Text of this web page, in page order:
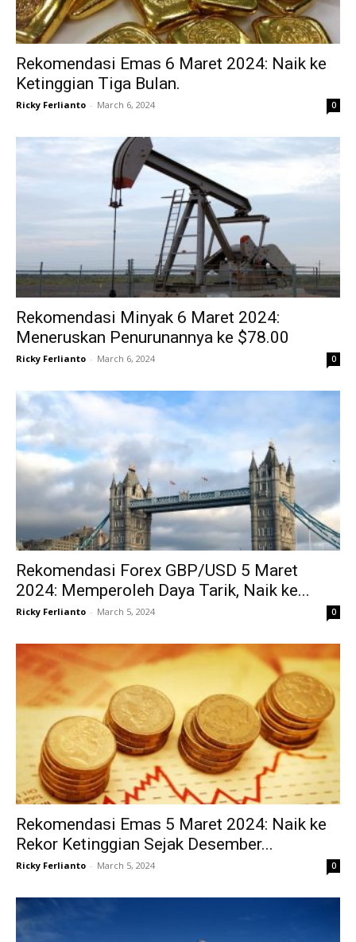
Rekomendasi Emas 6 Maret 2024: Naik ke
Ketinggian Tiga Bulan.
Ricky Ferlianto - March 6, 2024 0
Rekomendasi Minyak 6 Maret 2024:
Meneruskan Penurunannya ke $78.00
Ricky Ferlianto - March 6, 2024 0
Rekomendasi Forex GBP/USD 5 Maret
2024: Memperoleh Daya Tarik, Naik ke...
Ricky Ferlianto - March 5, 2024 0
Rekomendasi Emas 5 Maret 2024: Naik ke
Rekor Ketinggian Sejak Desember...
Ricky Ferlianto - March 5, 2024 0